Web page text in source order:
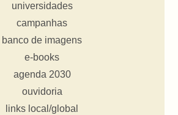
universidades
campanhas
banco de imagens
e-books
agenda 2030
ouvidoria
links local/global